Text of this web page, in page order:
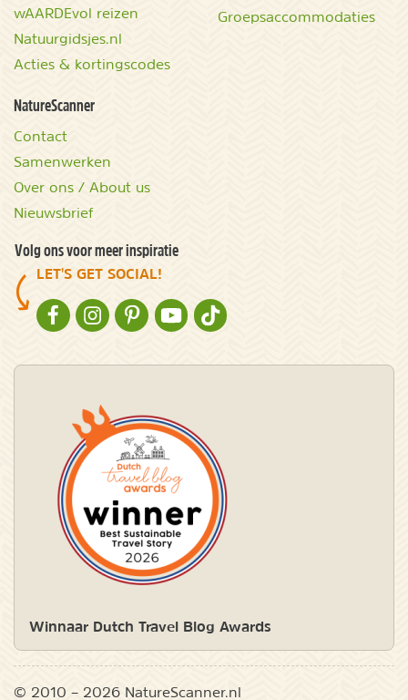
wAARDEvol reizen
Natuurgidsjes.nl
Acties & kortingscodes
Groepsaccommodaties
NatureScanner
Contact
Samenwerken
Over ons / About us
Nieuwsbrief
Volg ons voor meer inspiratie
LET'S GET SOCIAL!
NATURESCANNER OP FACEBOOK
NATURESCANNER OP INSTAGRAM
NATURESCANNER OP PINTEREST
NATURESCANNER OP YOUTUBE
NATURESCANNER OP TIKTOK
Winnaar Dutch Travel Blog Awards
© 2010 – 2026 NatureScanner.nl